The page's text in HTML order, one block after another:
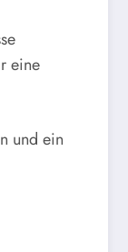
eine
und ein